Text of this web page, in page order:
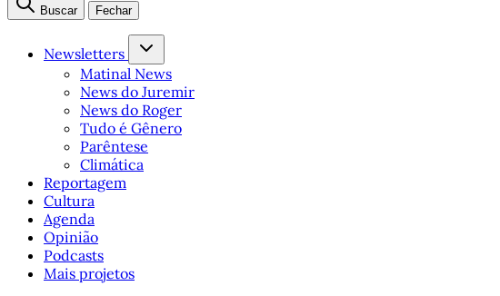
Buscar Fechar
Newsletters
Matinal News
News do Juremir
News do Roger
Tudo é Gênero
Parêntese
Climática
Reportagem
Cultura
Agenda
Opinião
Podcasts
Mais projetos